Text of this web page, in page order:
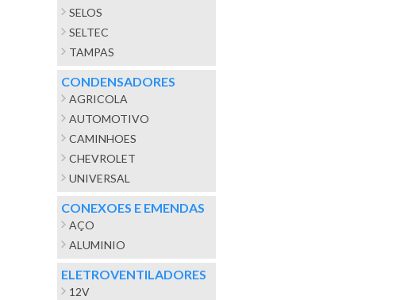
SELOS
SELTEC
TAMPAS
CONDENSADORES
AGRICOLA
AUTOMOTIVO
CAMINHOES
CHEVROLET
UNIVERSAL
CONEXOES E EMENDAS
AÇO
ALUMINIO
ELETROVENTILADORES
12V